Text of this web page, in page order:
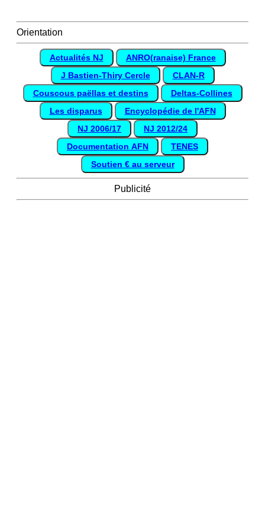
Orientation
Actualités NJ
ANRO(ranaise) France
J Bastien-Thiry Cercle
CLAN-R
Couscous paëllas et destins
Deltas-Collines
Les disparus
Encyclopédie de l'AFN
NJ 2006/17
NJ 2012/24
Documentation AFN
TENES
Soutien € au serveur
Publicité